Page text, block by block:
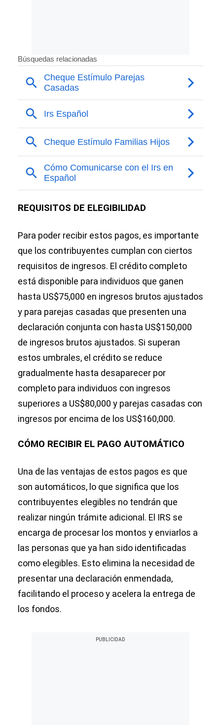
REQUISITOS DE ELEGIBILIDAD
Para poder recibir estos pagos, es importante
que los contribuyentes cumplan con ciertos
requisitos de ingresos. El crédito completo
está disponible para individuos que ganen
hasta US$75,000 en ingresos brutos ajustados
y para parejas casadas que presenten una
declaración conjunta con hasta US$150,000
de ingresos brutos ajustados. Si superan
estos umbrales, el crédito se reduce
gradualmente hasta desaparecer por
completo para individuos con ingresos
superiores a US$80,000 y parejas casadas con
ingresos por encima de los US$160,000.
CÓMO RECIBIR EL PAGO AUTOMÁTICO
Una de las ventajas de estos pagos es que
son automáticos, lo que significa que los
contribuyentes elegibles no tendrán que
realizar ningún trámite adicional. El IRS se
encarga de procesar los montos y enviarlos a
las personas que ya han sido identificadas
como elegibles. Esto elimina la necesidad de
presentar una declaración enmendada,
facilitando el proceso y acelera la entrega de
los fondos.